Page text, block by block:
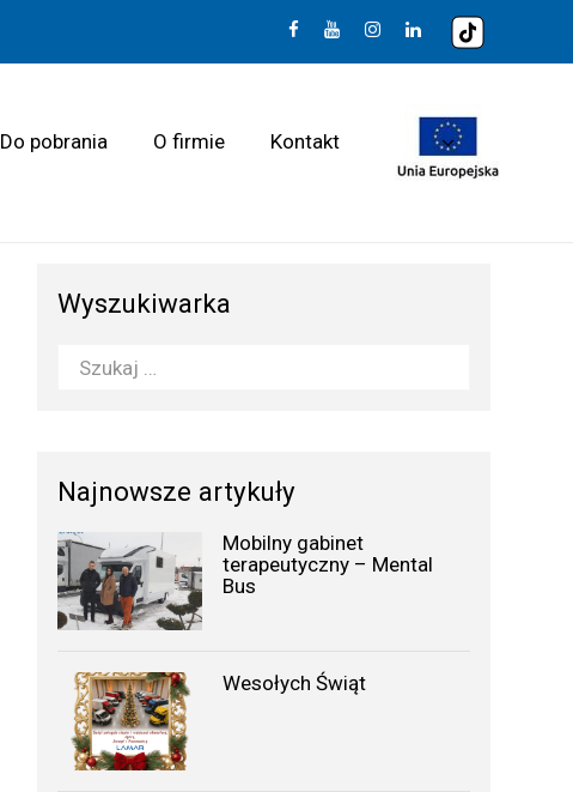
Do pobrania O firmie Kontakt
Wyszukiwarka
Najnowsze artykuły
Mobilny gabinet
terapeutyczny – Mental
Bus
Wesołych Świąt